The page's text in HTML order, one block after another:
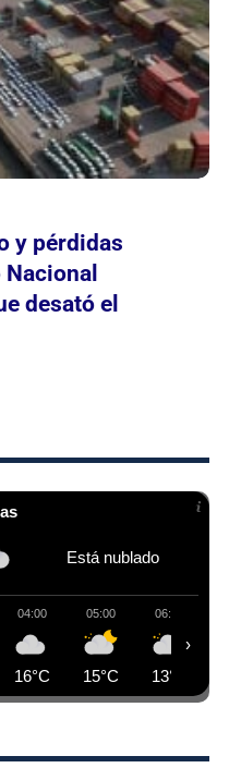
y pérdidas
desató el
Está nublado
04:00
16°C
05:00
15°C
06:00
13°C
›